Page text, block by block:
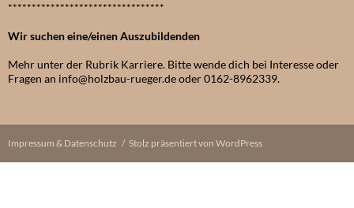
*********************************
Wir suchen eine/einen Auszubildenden
Mehr unter der Rubrik Karriere. Bitte wende dich bei Interesse oder
Fragen an info@holzbau-rueger.de oder 0162-8962339.
Impressum & Datenschutz Stolz präsentiert von WordPress